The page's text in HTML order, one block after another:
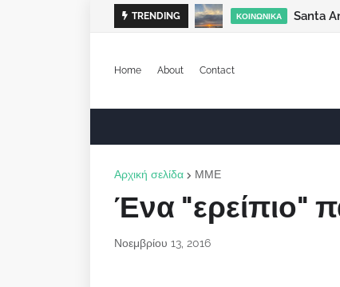
TRENDING ΚΟΙΝΩΝΙΚΆ Santa
Home About Contact
Αρχική σελίδα ΜΜΕ
Ένα "ερείπιο"
Νοεμβρίου 13, 2016